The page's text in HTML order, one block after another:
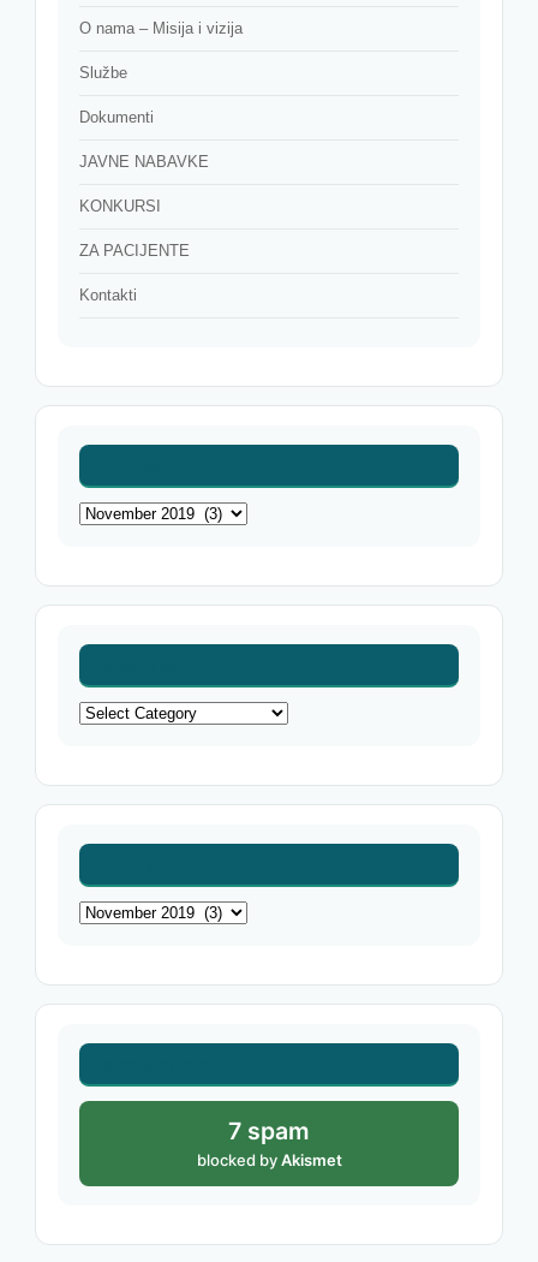
O nama – Misija i vizija
Službe
Dokumenti
JAVNE NABAVKE
KONKURSI
ZA PACIJENTE
Kontakti
Archives
Categories
Archives
7 spam
blocked byAkismet